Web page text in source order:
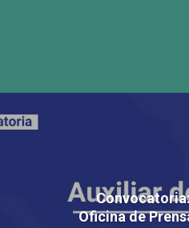
Oficina de